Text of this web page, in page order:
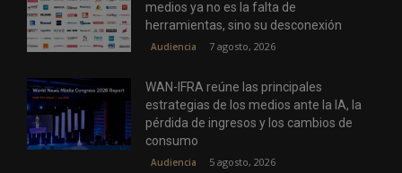
medios ya no es la falta de
herramientas, sino su desconexión
Audiencia 7 agosto, 2026
WAN-IFRA reúne las principales
estrategias de los medios ante la IA, la
pérdida de ingresos y los cambios de
consumo
Audiencia 5 agosto, 2026